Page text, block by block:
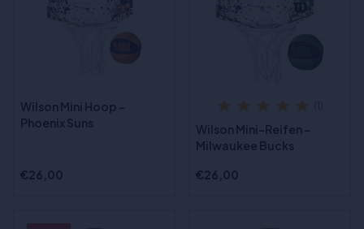
Wilson Mini Hoop -
Phoenix Suns
€26,00
Wilson Mini-Reifen -
Milwaukee Bucks
€26,00